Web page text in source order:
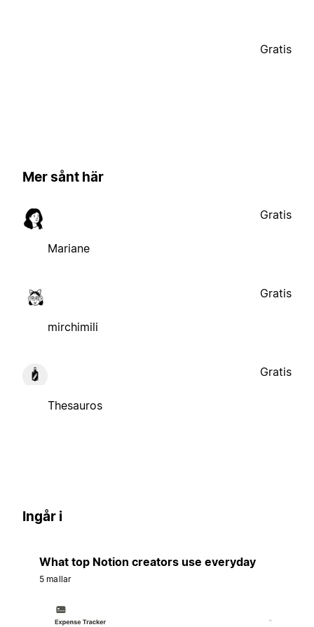
Gratis
Mer sånt här
Mariane
Gratis
mirchimili
Gratis
Thesauros
Gratis
Ingår i
What top Notion creators use everyday
5 mallar